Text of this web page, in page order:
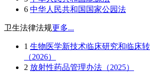
6 中华人民共和国国家公园法
卫生法律法规更多...
1 生物医学新技术临床研究和临床
（2026）
2 放射性药品管理办法（2025）